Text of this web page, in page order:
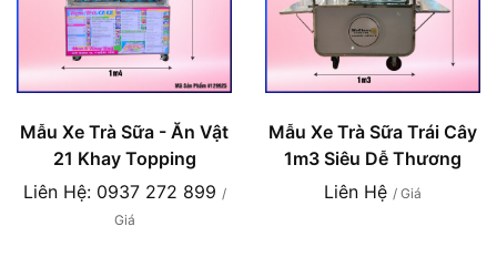
Mẫu Xe Trà Sữa - Ăn Vật
21 Khay Topping
Liên Hệ: 0937 272 899 /
Giá
Mẫu Xe Trà Sữa Trái Cây
1m3 Siêu Dễ Thương
Liên Hệ / Giá